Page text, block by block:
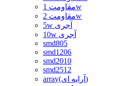
مقاومت 1w
مقاومت 2w
5w آجری
10w آجری
smd805
smd1206
smd2010
smd2512
array(آرایه ای)